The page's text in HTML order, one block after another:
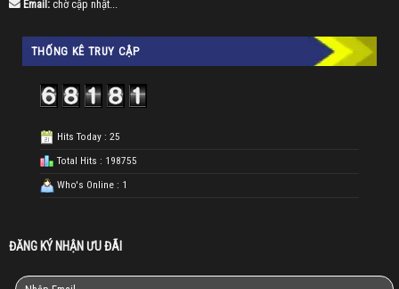
Email:chờ cập nhật...
THỐNG KÊ TRUY CẬP
Hits Today : 25
Total Hits : 198755
Who's Online : 1
ĐĂNG KÝ NHẬN ƯU ĐÃI